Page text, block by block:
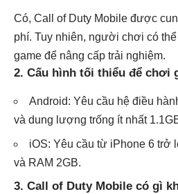
Có, Call of Duty Mobile được
phí. Tuy nhiên, người chơi có
game để nâng cấp trải nghiệm.
2. Cấu hình tối thiểu để chơi
Android: Yêu cầu hệ điều
và dung lượng trống ít nhất
iOS: Yêu cầu từ iPhone 6 trở
và RAM 2GB.
3. Call of Duty Mobile có gì